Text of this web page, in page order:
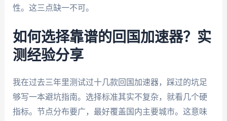
性。这三点缺一不可。
如何选择靠谱的回国加速器？实
测经验分享
我在过去三年里测试过十几款回国加速器，踩过的坑足
够写一本避坑指南。选择标准其实不复杂，就看几个硬
指标。节点分布要广，最好覆盖国内主要城市。这意味